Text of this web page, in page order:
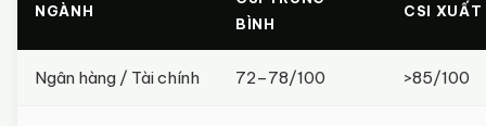
NGÀNH
BÌNH
CSI XUẤT
Ngân hàng / Tài chính 72–78/100 >85/100